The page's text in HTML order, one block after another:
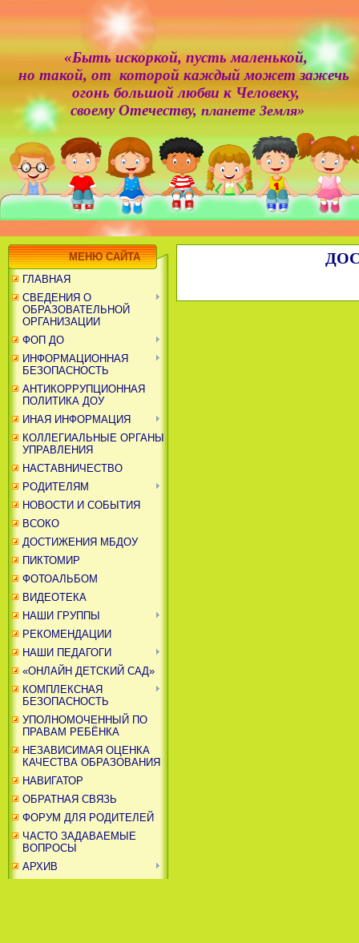
«Быть искоркой, пусть маленькой,
но такой, от которой каждый может зажечь
огонь большой любви к Человеку,
своему Отечеству, планете Земля»
МЕНЮ САЙТА
ГЛАВНАЯ
СВЕДЕНИЯ О
ОБРАЗОВАТЕЛЬНОЙ
ОРГАНИЗАЦИИ
ФОП ДО
ИНФОРМАЦИОННАЯ
БЕЗОПАСНОСТЬ
АНТИКОРРУПЦИОННАЯ
ПОЛИТИКА ДОУ
ИНАЯ ИНФОРМАЦИЯ
КОЛЛЕГИАЛЬНЫЕ ОРГАНЫ
УПРАВЛЕНИЯ
НАСТАВНИЧЕСТВО
РОДИТЕЛЯМ
НОВОСТИ И СОБЫТИЯ
ВСОКО
ДОСТИЖЕНИЯ МБДОУ
ПИКТОМИР
ФОТОАЛЬБОМ
ВИДЕОТЕКА
НАШИ ГРУППЫ
РЕКОМЕНДАЦИИ
НАШИ ПЕДАГОГИ
«ОНЛАЙН ДЕТСКИЙ САД»
КОМПЛЕКСНАЯ
БЕЗОПАСНОСТЬ
УПОЛНОМОЧЕННЫЙ ПО
ПРАВАМ РЕБЁНКА
НЕЗАВИСИМАЯ ОЦЕНКА
КАЧЕСТВА ОБРАЗОВАНИЯ
НАВИГАТОР
ОБРАТНАЯ СВЯЗЬ
ФОРУМ ДЛЯ РОДИТЕЛЕЙ
ЧАСТО ЗАДАВАЕМЫЕ
ВОПРОСЫ
АРХИВ